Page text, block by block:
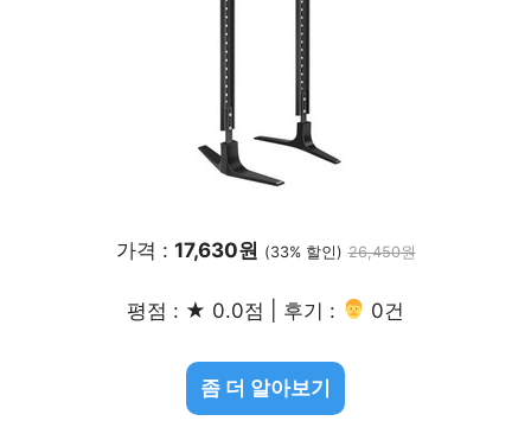
가격 : 17,630원 (33% 할인) 26,450원
평점 : ★ 0.0점 | 후기 : ‍‍ 0건
좀 더 알아보기